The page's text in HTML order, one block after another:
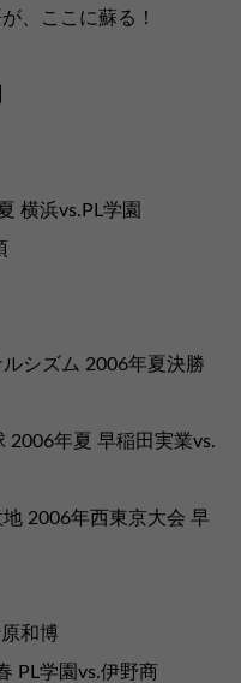
、ここに蘇る！
横浜vs.PL学園
シズム 2006年夏決勝
2006年夏 早稲田実業vs.
2006年西東京大会 早
和博
PL学園vs.伊野商